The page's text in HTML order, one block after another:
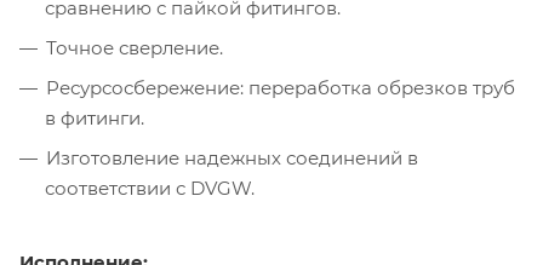
сравнению с пайкой фитингов.
Точное сверление.
Ресурсосбережение: переработка обрезков труб
в фитинги.
Изготовление надежных соединений в
соответствии с DVGW.